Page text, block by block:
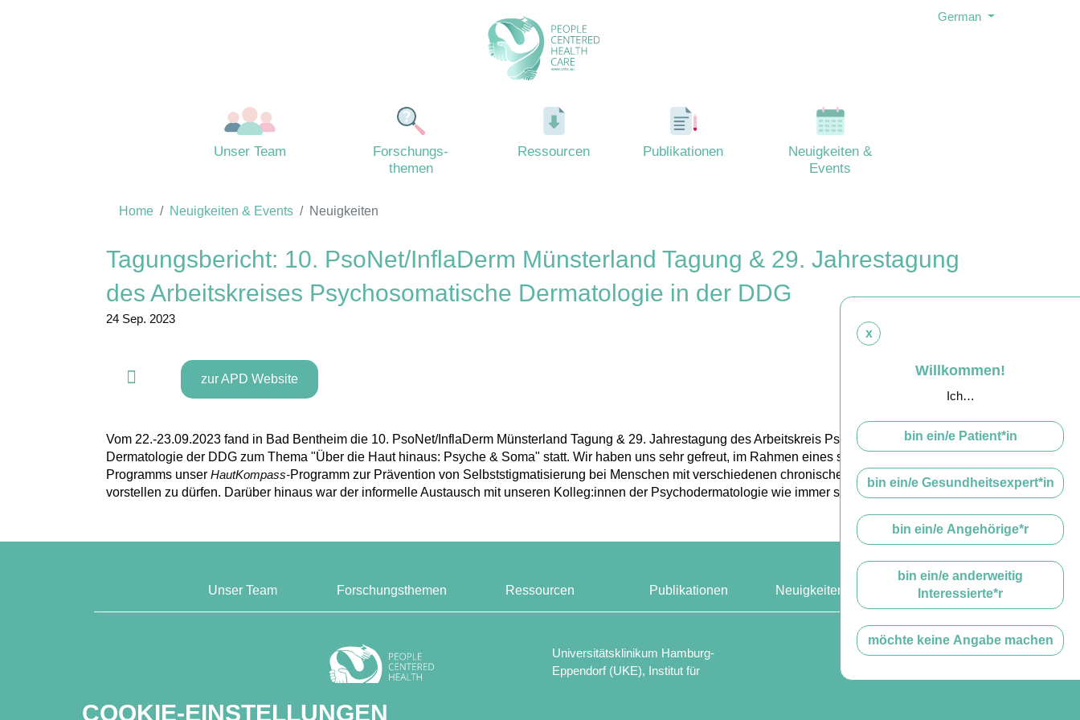
German
Unser Team
Forschungs-
themen
Ressourcen Publikationen
Neuigkeiten &
Events
Home Neuigkeiten & Events Neuigkeiten
Tagungsbericht: 10. PsoNet/InflaDerm Münsterland Tagung & 29. Jahrestagung
des Arbeitskreises Psychosomatische Dermatologie in der DDG
24 Sep. 2023
zur APD Website
Vom 22.-23.09.2023 fand in Bad Bentheim die 10. PsoNet/InflaDerm Münsterland Tagung & 29. Jahrestagung des Arbeitskreis Psychosomatische
Dermatologie der DDG zum Thema "Über die Haut hinaus: Psyche & Soma" statt. Wir haben uns sehr gefreut, im Rahmen eines spannenden
Programms unser HautKompass-Programm zur Prävention von Selbststigmatisierung bei Menschen mit verschiedenen chronischen Hauterkrankungen
vorstellen zu dürfen. Darüber hinaus war der informelle Austausch mit unseren Kolleg:innen der Psychodermatologie wie immer sehr bereichernd.
x
Willkommen!
Ich…
bin ein/e Patient*in
bin ein/e Gesundheitsexpert*in
bin ein/e Angehörige*r
bin ein/e anderweitig
Interessierte*r
möchte keine Angabe machen
COOKIE-EINSTELLUNGEN
Unser Team Forschungsthemen Ressourcen Publikationen Neuigkeiten & Events
Universitätsklinikum Hamburg-
Eppendorf (UKE), Institut für